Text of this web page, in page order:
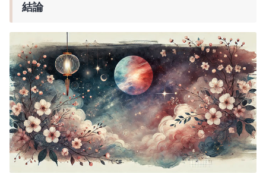
結論